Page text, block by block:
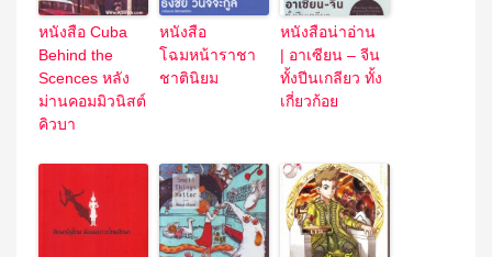
หนังสือ Cuba
Behind the
Scences หลัง
ม่านคอมมิวนิสต์
คิวบา
หนังสือ
โฉมหน้าราชา
ชาตินิยม
หนังสือน่าอ่าน
| อาเซียน – จีน
ทั้งปีนเกลียว ทั้ง
เกี่ยวก้อย